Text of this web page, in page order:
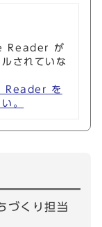
Reader が
されていな
Reader を
。
づくり担当